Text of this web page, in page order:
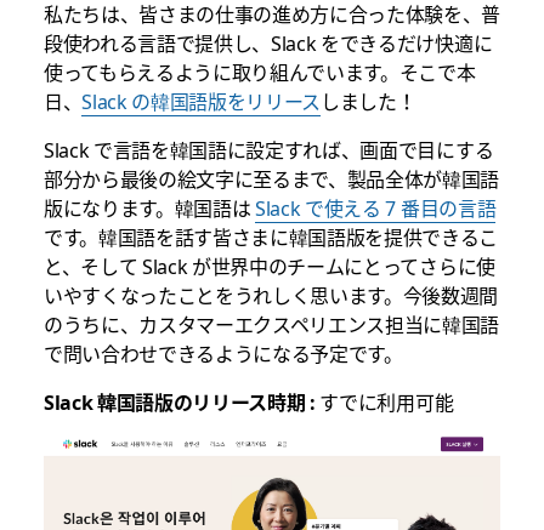
私たちは、皆さまの仕事の進め方に合った体験を、普
段使われる言語で提供し、Slack をできるだけ快適に
使ってもらえるように取り組んでいます。そこで本
日、Slack の韓国語版をリリースしました！
Slack で言語を韓国語に設定すれば、画面で目にする
部分から最後の絵文字に至るまで、製品全体が韓国語
版になります。韓国語はSlack で使える 7 番目の言語
です。韓国語を話す皆さまに韓国語版を提供できるこ
と、そして Slack が世界中のチームにとってさらに使
いやすくなったことをうれしく思います。今後数週間
のうちに、カスタマーエクスペリエンス担当に韓国語
で問い合わせできるようになる予定です。
Slack 韓国語版のリリース時期 : すでに利用可能